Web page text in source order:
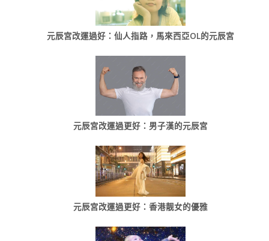
元辰宮改運過好：仙人指路，馬來西亞OL的元辰宮
元辰宮改運過更好：男子漢的元辰宮
元辰宮改運過更好：香港靓女的優雅